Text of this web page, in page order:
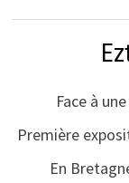
Face à
Première
En